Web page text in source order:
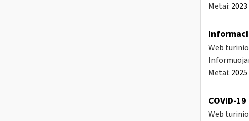
Metai: 2023
Web
Metai: 2025
COVID-
Web